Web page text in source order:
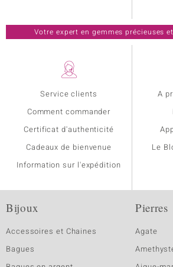
Service clients
Comment commander
Certificat d'authenticité
Cadeaux de bienvenue
Information sur l'expédition
A
Le
Votre expert en gemmes précieuses
Bijoux
Accessoires et Chaines
Bagues
Pierres
Agate